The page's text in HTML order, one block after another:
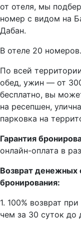
от отеля, мы
номер с видом на
Дабан.
В отеле 20
По всей
обед, ужин — от
бесплатно, вы
на ресепшен,
парковка на
Гарантия
онлайн-оплата в
Возврат денежных
бронирования:
1. 100% возврат
чем за 30 суток до